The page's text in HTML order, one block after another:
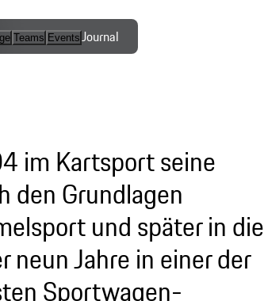
Teams EventsJournal
im Kartsport seine
den Grundlagen
und später in die
neun Jahre in einer der
Sportwagen-